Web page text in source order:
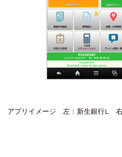
アプリイメージ 左：新生銀行L 右